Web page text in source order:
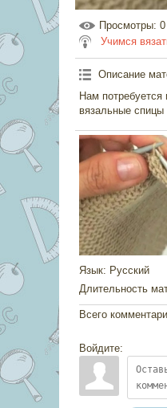
Просмотры: 0
Учимся
Описание
Нам
вязальные
Язык: Русский
Длительность
Всего
Войдите: